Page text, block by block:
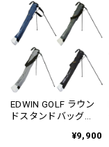
EDWIN GOLF ラウン
ドスタンドバッグ
¥9,900